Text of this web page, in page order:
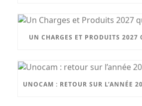
UN CHARGES ET PRODUITS
UNOCAM : RETOUR SUR L’ANNÉE